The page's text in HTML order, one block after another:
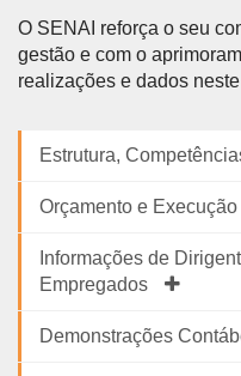
O SENAI reforça o seu
gestão e com o
realizações e dados
Estrutura,
Orçamento e
Informações de
Empregados
Demonstrações